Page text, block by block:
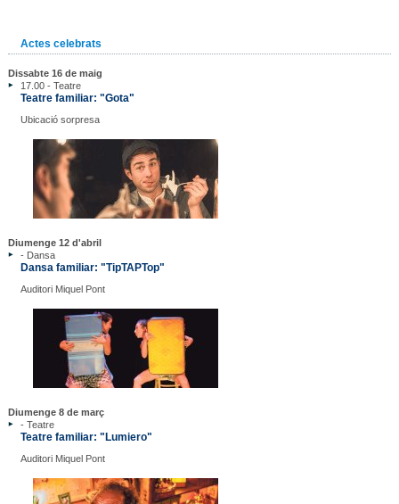
Actes celebrats
Dissabte 16 de maig
17.00 - Teatre
Teatre familiar: "Gota"
Ubicació sorpresa
Diumenge 12 d'abril
- Dansa
Dansa familiar: "TipTAPTop"
Auditori Miquel Pont
Diumenge 8 de març
- Teatre
Teatre familiar: "Lumiero"
Auditori Miquel Pont